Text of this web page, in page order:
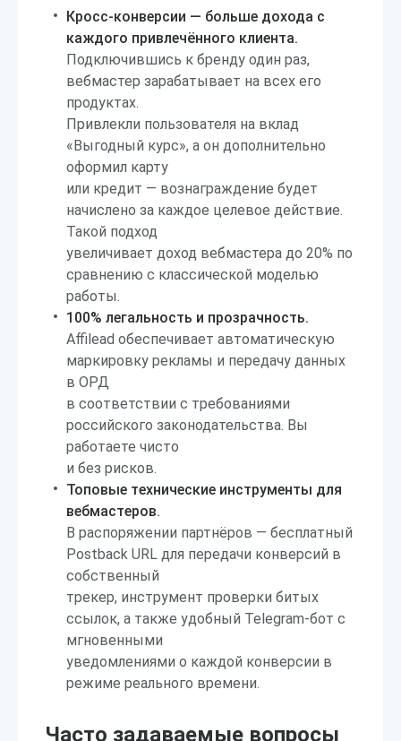
Кросс-конверсии — больше дохода с
каждого привлечённого клиента.
Подключившись к бренду один раз,
вебмастер зарабатывает на всех его
продуктах.
Привлекли пользователя на вклад
«Выгодный курс», а он дополнительно
оформил карту
или кредит — вознаграждение будет
начислено за каждое целевое действие.
Такой подход
увеличивает доход вебмастера до 20% по
сравнению с классической моделью
работы.
100% легальность и прозрачность.
Affilead обеспечивает автоматическую
маркировку рекламы и передачу данных
в ОРД
в соответствии с требованиями
российского законодательства. Вы
работаете чисто
и без рисков.
Топовые технические инструменты для
вебмастеров.
В распоряжении партнёров — бесплатный
Postback URL для передачи конверсий в
собственный
трекер, инструмент проверки битых
ссылок, а также удобный Telegram-бот с
мгновенными
уведомлениями о каждой конверсии в
режиме реального времени.
Часто задаваемые вопросы